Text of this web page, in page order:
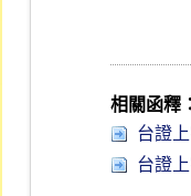
相關函釋：
台證
台證